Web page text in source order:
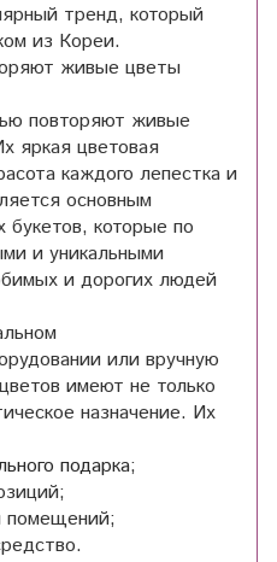
тренд, который
из Кореи.
живые цветы
повторяют живые
яркая цветовая
каждого лепестка и
основным
которые по
и уникальными
и дорогих людей
или вручную
имеют не только
назначение. Их
подарка;
помещений;